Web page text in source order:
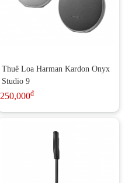
Thuê Loa Harman Kardon Onyx
Studio 9
250,000đ